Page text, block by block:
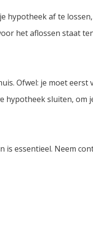
hypotheek af te
het aflossen staat
Ofwel: je moet
hypotheek sluiten, om
is essentieel. Neem